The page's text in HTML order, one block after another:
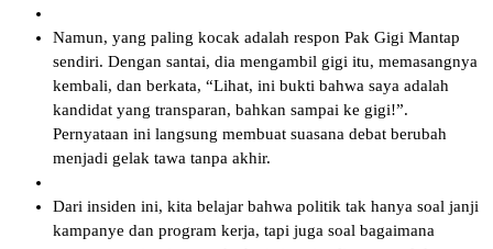
Namun, yang paling kocak adalah respon Pak Gigi Mantap
sendiri. Dengan santai, dia mengambil gigi itu, memasangnya
kembali, dan berkata, “Lihat, ini bukti bahwa saya adalah
kandidat yang transparan, bahkan sampai ke gigi!”.
Pernyataan ini langsung membuat suasana debat berubah
menjadi gelak tawa tanpa akhir.
Dari insiden ini, kita belajar bahwa politik tak hanya soal janji
kampanye dan program kerja, tapi juga soal bagaimana